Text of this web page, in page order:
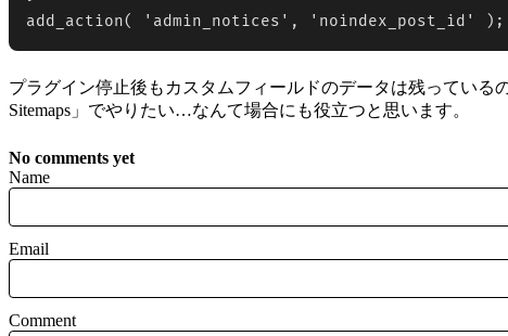
add_action( 'admin_notices', 'noindex_post_id' );
プラグイン停止後もカスタムフィールドのデータは残っている
Sitemaps」でやりたい…なんて場合にも役立つと思います。
No comments yet
Name
Email
Comment